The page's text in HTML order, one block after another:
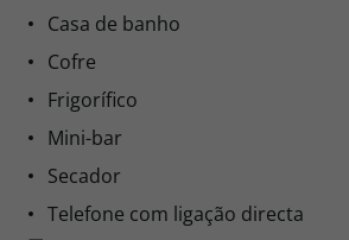
Casa de banho
Cofre
Frigorífico
Mini-bar
Secador
Telefone com ligação directa